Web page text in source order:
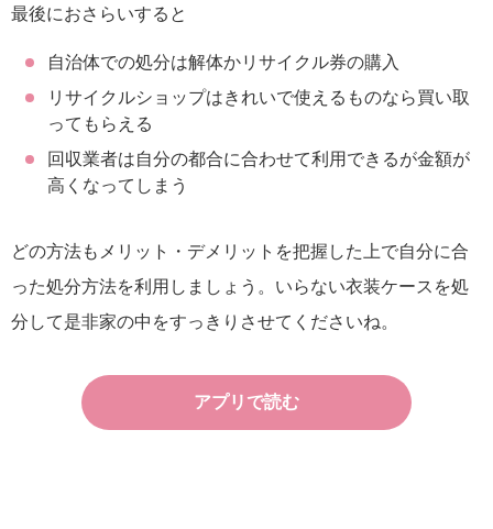
最後におさらいすると
自治体での処分は解体かリサイクル券の購入
リサイクルショップはきれいで使えるものなら買い取
ってもらえる
回収業者は自分の都合に合わせて利用できるが金額が
高くなってしまう
どの方法もメリット・デメリットを把握した上で自分に合
った処分方法を利用しましょう。いらない衣装ケースを処
分して是非家の中をすっきりさせてくださいね。
アプリで読む